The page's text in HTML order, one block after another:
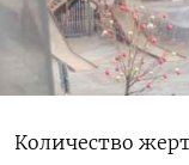
Количество